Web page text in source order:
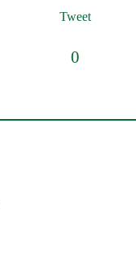
Tweet
0